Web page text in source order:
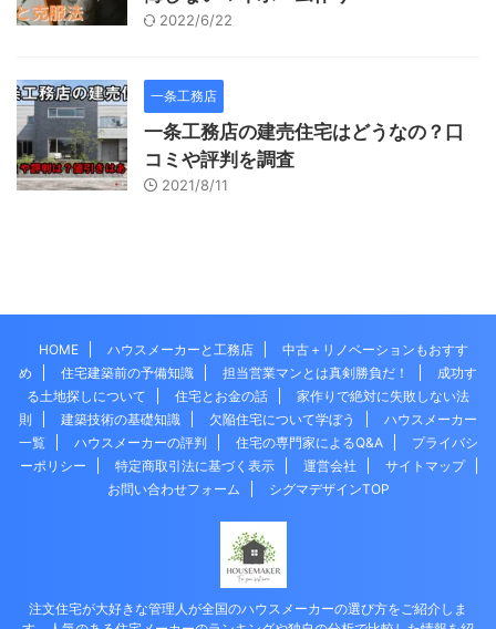
2022/6/22
一条工務店
一条工務店の建売住宅はどうなの？口
コミや評判を調査
2021/8/11
HOME ハウスメーカーと工務店
中古＋リノベーションもおすす
め
住宅建築前の予備知識 担当営業マンとは真剣勝負だ！
成功す
る土地探しについて
住宅とお金の話
家作りで絶対に失敗しない法
則
建築技術の基礎知識 欠陥住宅について学ぼう
ハウスメーカー
一覧
ハウスメーカーの評判 住宅の専門家によるQ&A
プライバシ
ーポリシー
特定商取引法に基づく表示 運営会社
サイトマップ
お問い合わせフォーム
シグマデザインTOP
注文住宅が大好きな管理人が全国のハウスメーカーの選び方をご紹介しま